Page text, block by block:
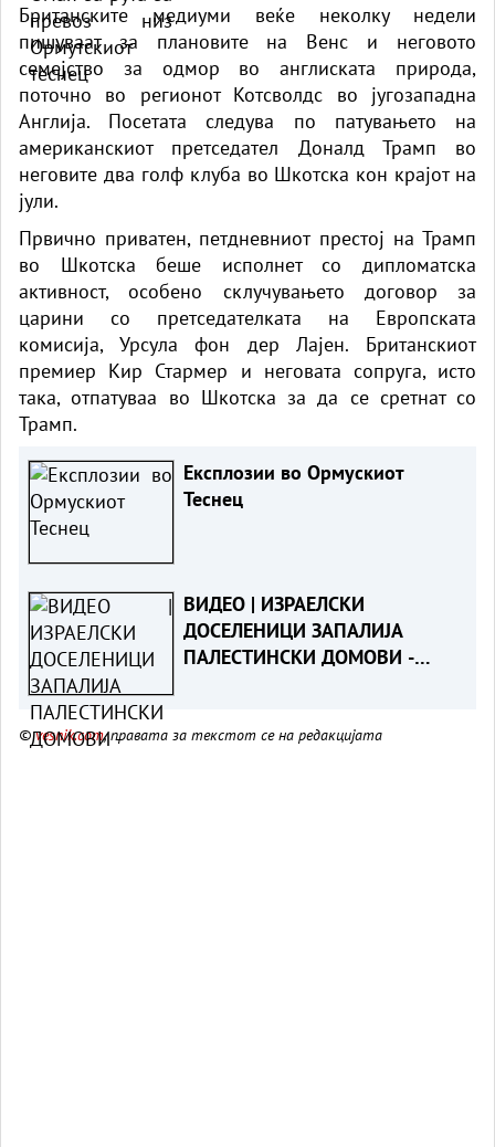
Британските медиуми веќе неколку недели
пишуваат за плановите на Венс и неговото
семејство за одмор во англиската природа,
поточно во регионот Котсволдс во југозападна
Англија. Посетата следува по патувањето на
американскиот претседател Доналд Трамп во
неговите два голф клуба во Шкотска кон крајот на
јули.
Првично приватен, петдневниот престој на Трамп
во Шкотска беше исполнет со дипломатска
активност, особено склучувањето договор за
царини со претседателката на Европската
комисија, Урсула фон дер Лајен. Британскиот
премиер Кир Стармер и неговата сопруга, исто
така, отпатуваа во Шкотска за да се сретнат со
Трамп.
Експлозии во Ормускиот
Теснец
ВИДЕО | ИЗРАЕЛСКИ
ДОСЕЛЕНИЦИ ЗАПАЛИЈА
ПАЛЕСТИНСКИ ДОМОВИ -
©vesnik.com, правата за текстот се на редакцијата